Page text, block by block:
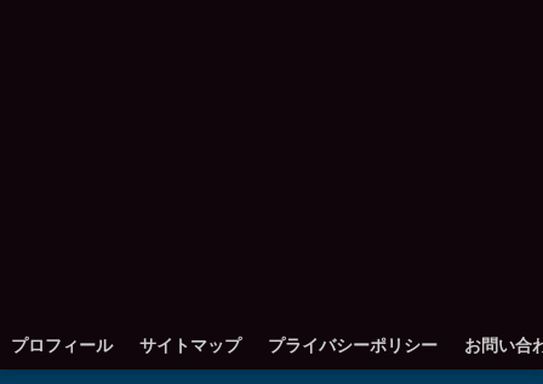
プロフィール サイトマップ プライバシーポリシー お問い合